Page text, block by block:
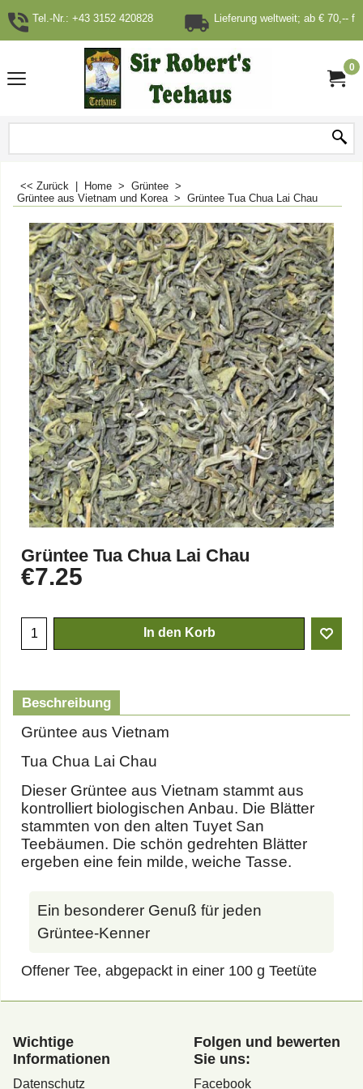
Tel.-Nr.: +43 3152 420828 Lieferung weltweit; ab € 70,--
0
<< Zurück Home > Grüntee >
Grüntee aus Vietnam und Korea> Grüntee Tua Chua Lai Chau
Grüntee Tua Chua Lai Chau
€7.25
In den Korb
Beschreibung
Grüntee aus Vietnam
Tua Chua Lai Chau
Dieser Grüntee aus Vietnam stammt aus
kontrolliert biologischen Anbau. Die Blätter
stammten von den alten Tuyet San
Teebäumen. Die schön gedrehten Blätter
ergeben eine fein milde, weiche Tasse.
Ein besonderer Genuß für jeden
Grüntee-Kenner
Offener Tee, abgepackt in einer 100 g Teetüte
Wichtige
Informationen
Datenschutz
Folgen und bewerten
Sie uns:
Facebook